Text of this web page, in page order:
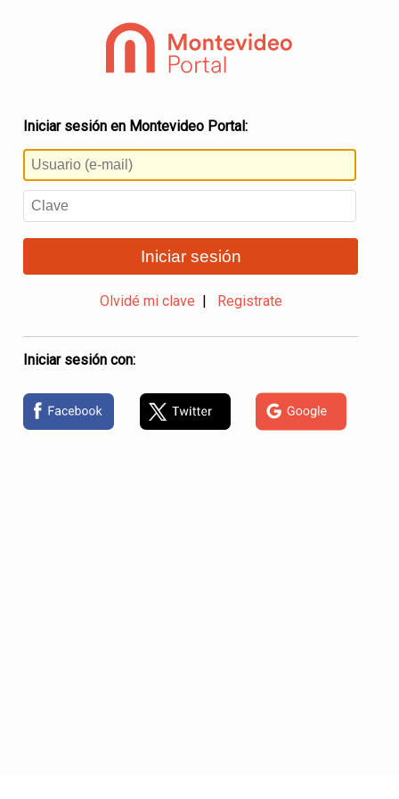
Iniciar sesión en Montevideo Portal:
Iniciar sesión
Olvidé mi clave Registrate
Iniciar sesión con: